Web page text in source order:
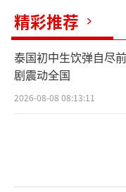
精彩推荐
泰国初中生饮弹自尽
剧震动全国
2026-08-08 08:13:11